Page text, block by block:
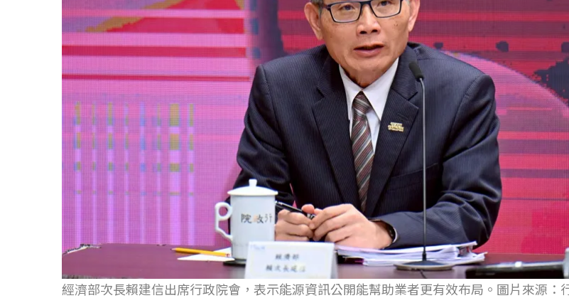
經濟部次長賴建信出席行政院會，表示能源資訊公開能幫助業者更有效布局。圖片來源：